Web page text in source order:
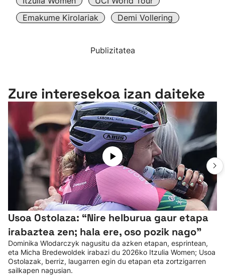
Emakume Kirolariak
Demi Vollering
Publizitatea
Zure interesekoa izan daiteke
Usoa Ostolaza: “Nire helburua gaur etapa
irabaztea zen; hala ere, oso pozik nago”
Dominika Wlodarczyk nagusitu da azken etapan, esprintean,
eta Micha Bredewoldek irabazi du 2026ko Itzulia Women; Usoa
Ostolazak, berriz, laugarren egin du etapan eta zortzigarren
sailkapen nagusian.